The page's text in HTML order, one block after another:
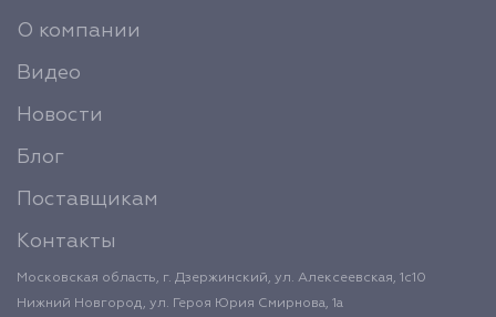
О компании
Видео
Новости
Блог
Поставщикам
Контакты
Московская область, г. Дзержинский, ул. Алексеевская, 1с10
Нижний Новгород, ул. Героя Юрия Смирнова, 1а